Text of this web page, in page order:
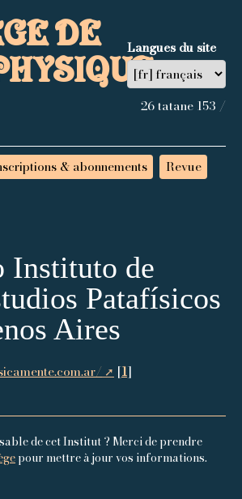
DE
26 tatane 153 /
Langues du site
& abonnements
Revue
Instituto de
Patafísicos
Aires
[1]
de cet Institut ? Merci de prendre
pour mettre à jour vos informations.